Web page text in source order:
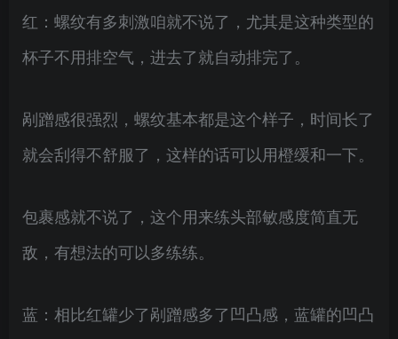
红：螺纹有多刺激咱就不说了，尤其是这种类型的
杯子不用排空气，进去了就自动排完了。
剐蹭感很强烈，螺纹基本都是这个样子，时间长了
就会刮得不舒服了，这样的话可以用橙缓和一下。
包裹感就不说了，这个用来练头部敏感度简直无
敌，有想法的可以多练练。
蓝：相比红罐少了剐蹭感多了凹凸感，蓝罐的凹凸